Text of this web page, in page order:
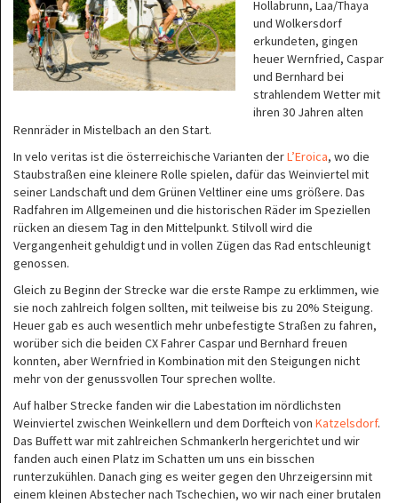
Hollabrunn, Laa/Thaya
und Wolkersdorf
erkundeten, gingen
heuer Wernfried, Caspar
und Bernhard bei
strahlendem Wetter mit
ihren 30 Jahren alten
Rennräder in Mistelbach an den Start.
In velo veritas ist die österreichische Varianten derL’Eroica, wo die
Staubstraßen eine kleinere Rolle spielen, dafür das Weinviertel mit
seiner Landschaft und dem Grünen Veltliner eine ums größere. Das
Radfahren im Allgemeinen und die historischen Räder im Speziellen
rücken an diesem Tag in den Mittelpunkt. Stilvoll wird die
Vergangenheit gehuldigt und in vollen Zügen das Rad entschleunigt
genossen.
Gleich zu Beginn der Strecke war die erste Rampe zu erklimmen, wie
sie noch zahlreich folgen sollten, mit teilweise bis zu 20% Steigung.
Heuer gab es auch wesentlich mehr unbefestigte Straßen zu fahren,
worüber sich die beiden CX Fahrer Caspar und Bernhard freuen
konnten, aber Wernfried in Kombination mit den Steigungen nicht
mehr von der genussvollen Tour sprechen wollte.
Auf halber Strecke fanden wir die Labestation im nördlichsten
Weinviertel zwischen Weinkellern und dem Dorfteich von Katzelsdorf.
Das Buffett war mit zahlreichen Schmankerln hergerichtet und wir
fanden auch einen Platz im Schatten um uns ein bisschen
runterzukühlen. Danach ging es weiter gegen den Uhrzeigersinn mit
einem kleinen Abstecher nach Tschechien, wo wir nach einer brutalen